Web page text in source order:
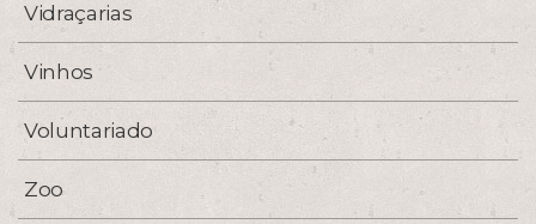
Vidraçarias
Vinhos
Voluntariado
Zoo